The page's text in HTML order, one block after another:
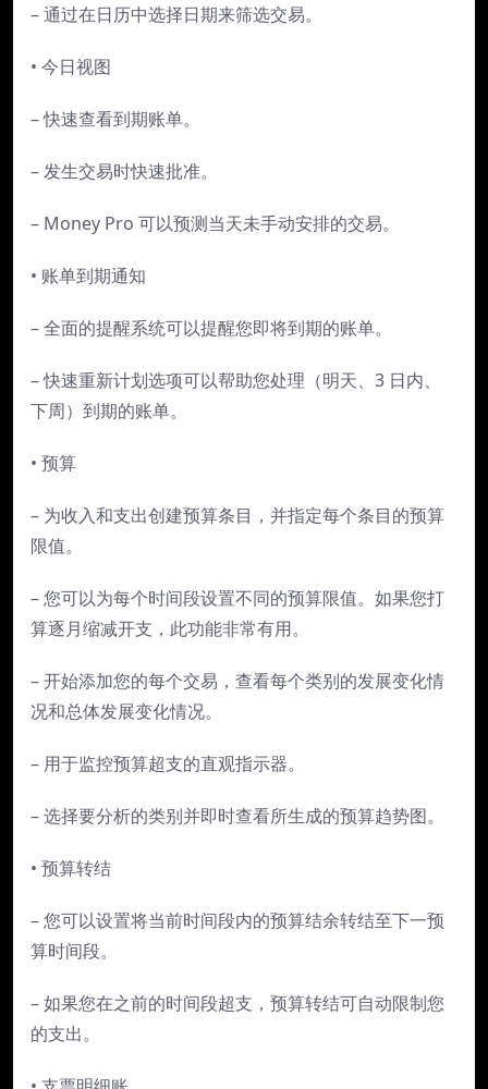
– 通过在日历中选择日期来筛选交易。
• 今日视图
– 快速查看到期账单。
– 发生交易时快速批准。
– Money Pro 可以预测当天未手动安排的交易。
• 账单到期通知
– 全面的提醒系统可以提醒您即将到期的账单。
– 快速重新计划选项可以帮助您处理（明天、3 日内、
下周）到期的账单。
• 预算
– 为收入和支出创建预算条目，并指定每个条目的预算
限值。
– 您可以为每个时间段设置不同的预算限值。如果您打
算逐月缩减开支，此功能非常有用。
– 开始添加您的每个交易，查看每个类别的发展变化情
况和总体发展变化情况。
– 用于监控预算超支的直观指示器。
– 选择要分析的类别并即时查看所生成的预算趋势图。
• 预算转结
– 您可以设置将当前时间段内的预算结余转结至下一预
算时间段。
– 如果您在之前的时间段超支，预算转结可自动限制您
的支出。